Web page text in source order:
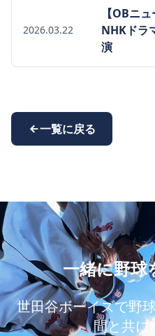
2026.03.22
【OBニ
NHKドラ
演
一覧に戻る
一緒に野球
世田谷ボーイズで野
間と共に